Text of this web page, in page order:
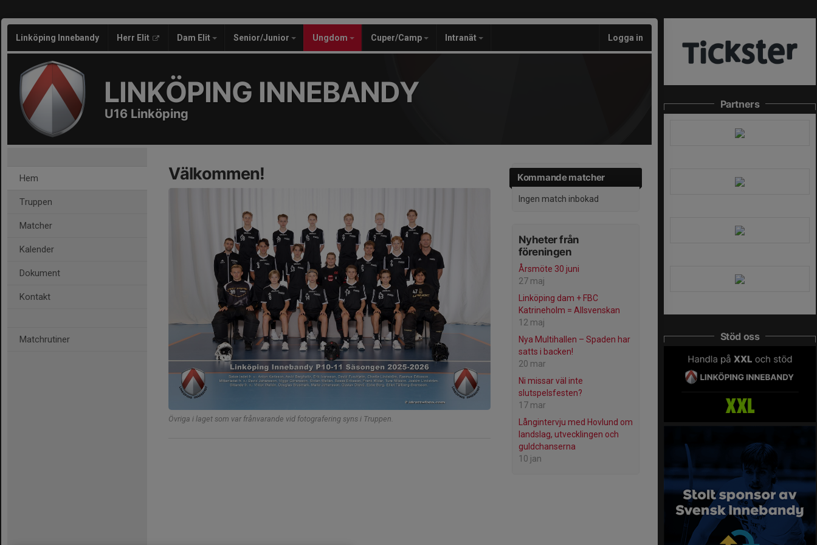
Linköping Innebandy Herr Elit Dam Elit Senior/Junior Ungdom Cuper/Camp Intranät Logga in
LINKÖPING INNEBANDY
U16 Linköping
Hem
Truppen
Matcher
Kalender
Dokument
Kontakt
Matchrutiner
Kommande matcher
Ingen match inbokad
Nyheter från
föreningen
Årsmöte 30 juni
27 maj
Linköping dam + FBC
Katrineholm = Allsvenskan
12 maj
Nya Multihallen – Spaden har
satts i backen!
20 mar
Ni missar väl inte
slutspelsfesten?
17 mar
Långintervju med Hovlund om
landslag, utvecklingen och
guldchanserna
10 jan
Välkommen!
Övriga i laget som var frånvarande vid fotografering syns i Truppen.
Partners
Stöd oss